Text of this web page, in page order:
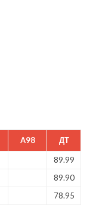
A98 ДТ
89.99
89.90
78.95